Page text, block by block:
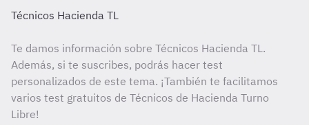
Técnicos Hacienda TL
Te damos información sobre Técnicos Hacienda TL.
Además, si te suscribes, podrás hacer test
personalizados de este tema. ¡También te facilitamos
varios test gratuitos de Técnicos de Hacienda Turno
Libre!